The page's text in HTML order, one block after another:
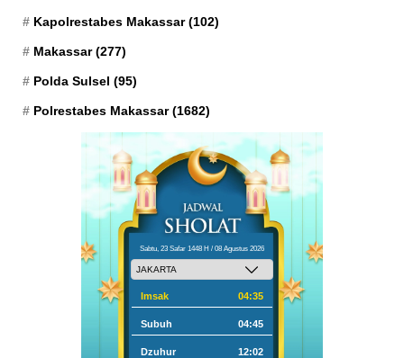
Kapolrestabes Makassar(102)
Makassar(277)
Polda Sulsel (95)
Polrestabes Makassar(1682)
Sabtu, 23 Safar 1448 H / 08 Agustus 2026
Imsak 04:35
Subuh 04:45
Dzuhur 12:02